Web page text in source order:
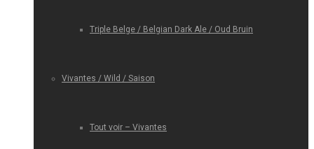
Triple Belge / Belgian Dark Ale / Oud Bruin
Vivantes / Wild / Saison
Tout voir – Vivantes